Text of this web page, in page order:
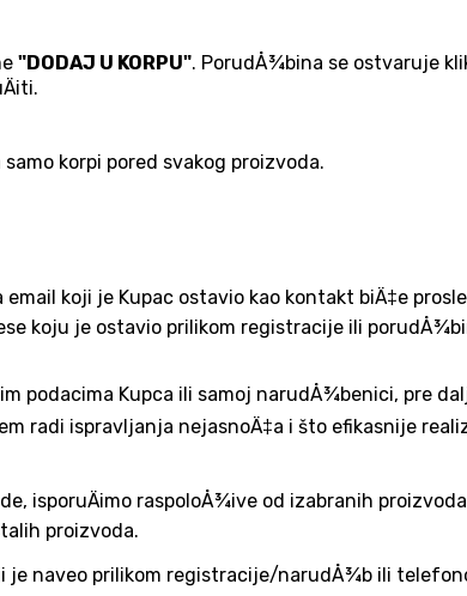
"DODAJ U KORPU". PorudÅ¾bina se ostvaruje
samo korpi pored svakog proizvoda.
koji je Kupac ostavio kao kontakt biÄ‡e
koju je ostavio prilikom registracije ili
podacima Kupca ili samoj narudÅ¾benici, pre
ispravljanja nejasnoÄ‡a i što efikasnije
isporuÄimo raspoloÅ¾ive od izabranih proizvoda,
proizvoda.
je naveo prilikom registracije/narudÅ¾b ili